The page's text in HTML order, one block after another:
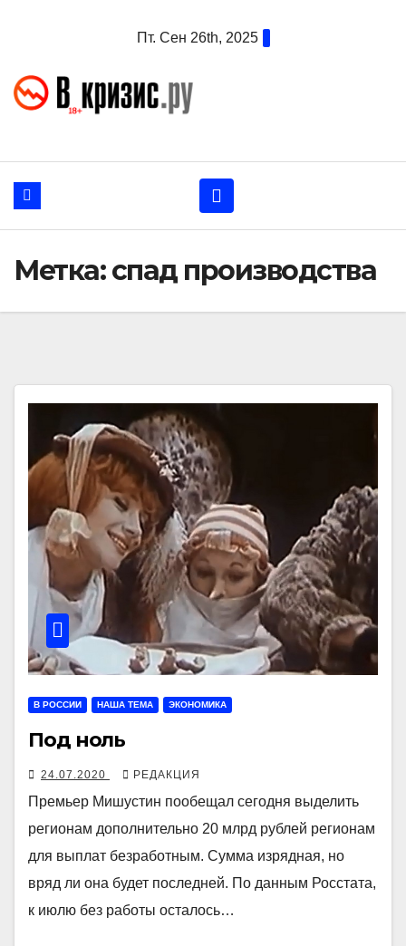
Пт. Сен 26th, 2025
Метка:спад производства
В РОССИИ НАША ТЕМА ЭКОНОМИКА
Под ноль
24.07.2020 РЕДАКЦИЯ
Премьер Мишустин пообещал сегодня выделить
регионам дополнительно 20 млрд рублей регионам
для выплат безработным. Сумма изрядная, но
вряд ли она будет последней. По данным Росстата,
к июлю без работы осталось…